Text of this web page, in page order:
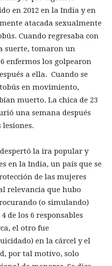
en 2012 en la India y en
atacada sexualmente
Cuando regresaba con
suerte, tomaron un
enfermos los golpearon
a ella. Cuando se
en movimiento,
muerto. La chica de 23
una semana después
lesiones.
la ira popular y
en la India, un país que se
de las mujeres
relevancia que hubo
(o simulando)
de los 6 responsables
el otro fue
en la cárcel y el
por tal motivo, solo